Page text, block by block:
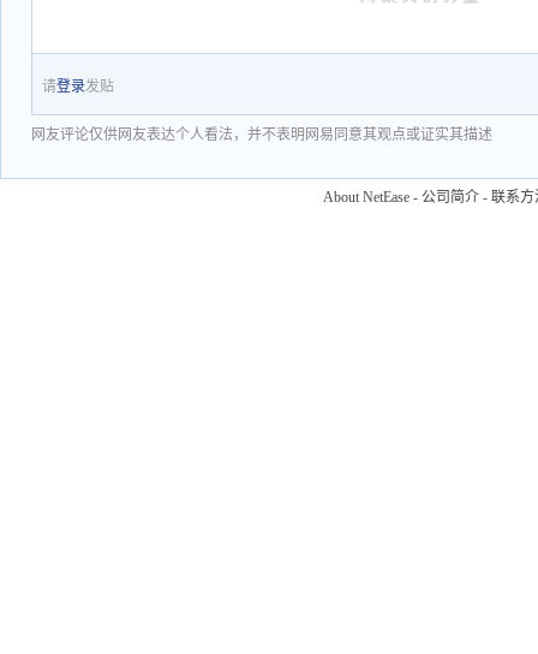
请登录发贴
网友评论仅供网友表达个人看法，并不表明网易同意其观点或证实其描述
About NetEase - 公司简介 - 联系方